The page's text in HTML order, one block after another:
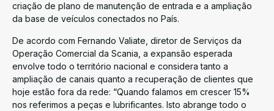
criação de plano de manutenção de entrada e a ampliação
da base de veículos conectados no País.
De acordo com Fernando Valiate, diretor de Serviços da
Operação Comercial da Scania, a expansão esperada
envolve todo o território nacional e considera tanto a
ampliação de canais quanto a recuperação de clientes que
hoje estão fora da rede: “Quando falamos em crescer 15%
nos referimos a peças e lubrificantes. Isto abrange todo o